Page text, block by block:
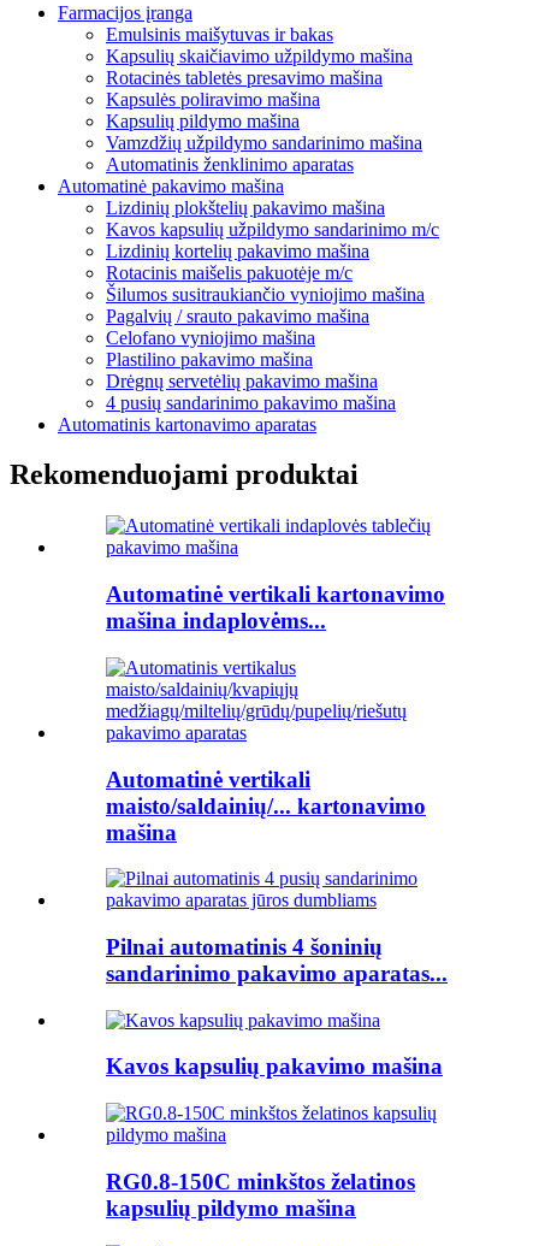
Farmacijos įranga
Emulsinis maišytuvas ir bakas
Kapsulių skaičiavimo užpildymo mašina
Rotacinės tabletės presavimo mašina
Kapsulės poliravimo mašina
Kapsulių pildymo mašina
Vamzdžių užpildymo sandarinimo mašina
Automatinis ženklinimo aparatas
Automatinė pakavimo mašina
Lizdinių plokštelių pakavimo mašina
Kavos kapsulių užpildymo sandarinimo m/c
Lizdinių kortelių pakavimo mašina
Rotacinis maišelis pakuotėje m/c
Šilumos susitraukiančio vyniojimo mašina
Pagalvių / srauto pakavimo mašina
Celofano vyniojimo mašina
Plastilino pakavimo mašina
Drėgnų servetėlių pakavimo mašina
4 pusių sandarinimo pakavimo mašina
Automatinis kartonavimo aparatas
Rekomenduojami produktai
Automatinė vertikali kartonavimo
mašina indaplovėms...
Automatinė vertikali
maisto/saldainių/... kartonavimo
mašina
Pilnai automatinis 4 šoninių
sandarinimo pakavimo aparatas...
Kavos kapsulių pakavimo mašina
RG0.8-150C minkštos želatinos
kapsulių pildymo mašina